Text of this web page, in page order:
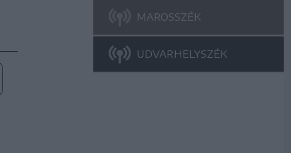
MAROSSZÉK
UDVARHELYSZÉK